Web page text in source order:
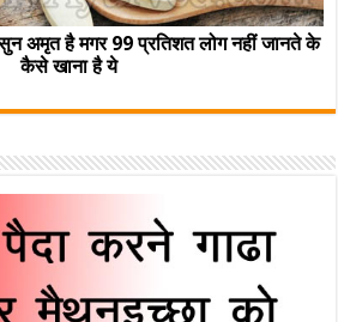
अमृत है मगर 99 प्रतिशत लोग नहीं जानते के
कैसे खाना है ये